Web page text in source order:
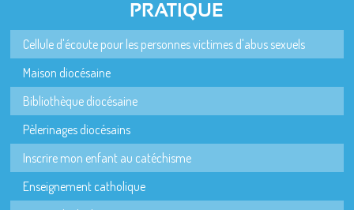
PRATIQUE
Cellule d'écoute pour les personnes victimes d'abus sexuels
Maison diocésaine
Bibliothèque diocésaine
Pèlerinages diocésains
Inscrire mon enfant au catéchisme
Enseignement catholique